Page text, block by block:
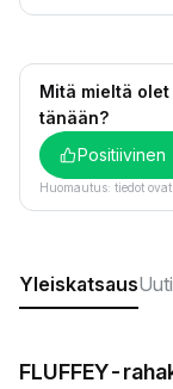
Mitä mieltä olet
tänään?
Positiivinen
Huomautus: tiedot
Yleiskatsaus
FLUFFEY-